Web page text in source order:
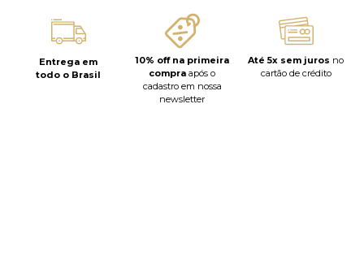
Entrega em
todo o Brasil
10% off na primeira
compra após o
cadastro em nossa
newsletter
Até 5x sem juros no
cartão de crédito